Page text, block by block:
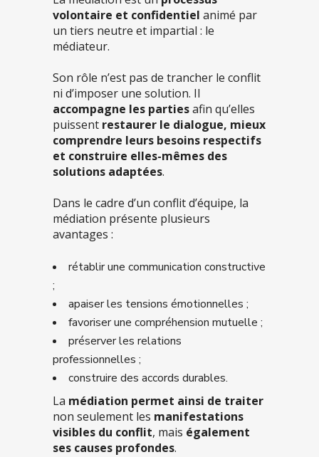
volontaire et confidentiel animé par
un tiers neutre et impartial : le
médiateur.
Son rôle n’est pas de trancher le conflit
ni d’imposer une solution. Il
accompagne les partiesafin qu’elles
puissent restaurer le dialogue, mieux
comprendre leurs besoins respectifs
et construire elles-mêmes des
solutions adaptées.
Dans le cadre d’un conflit d’équipe, la
médiation présente plusieurs
avantages :
rétablir une communication constructive
;
apaiser les tensions émotionnelles ;
favoriser une compréhension mutuelle ;
préserver les relations
professionnelles ;
construire des accords durables.
La médiation permet ainsi de traiter
non seulement les manifestations
visibles du conflit, mais également
ses causes profondes.